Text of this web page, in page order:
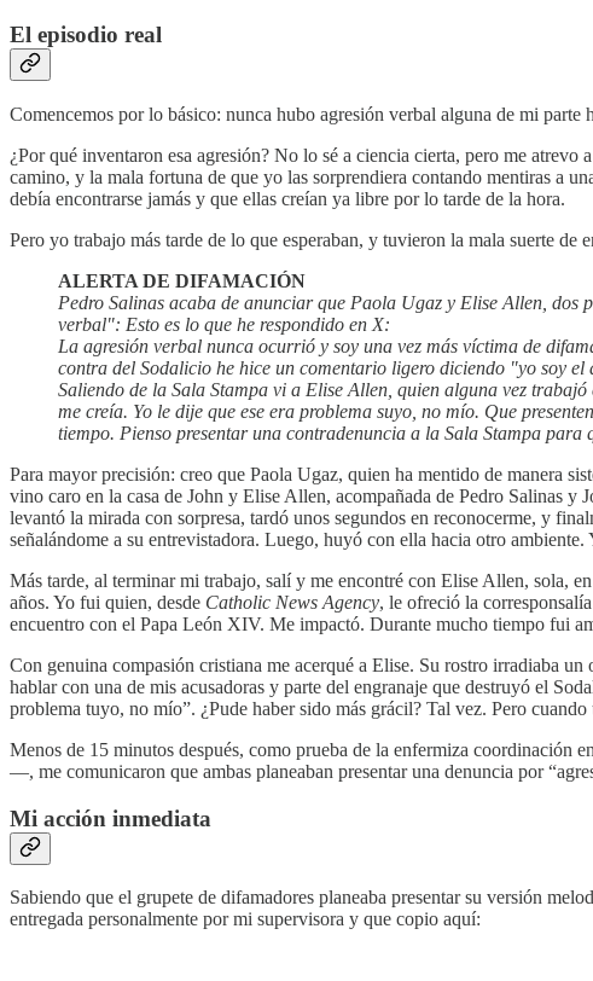
El episodio real
Comencemos por lo básico: nunca hubo agresión verbal alguna de mi
¿Por qué inventaron esa agresión? No lo sé a ciencia cierta, pero me
camino, y la mala fortuna de que yo las sorprendiera contando mentiras a
debía encontrarse jamás y que ellas creían ya libre por lo tarde de la hora.
Pero yo trabajo más tarde de lo que esperaban, y tuvieron la mala suerte
ALERTA DE DIFAMACIÓN
Pedro Salinas acaba de anunciar que Paola Ugaz y Elise Allen, dos
verbal": Esto es lo que he respondido en X:
La agresión verbal nunca ocurrió y soy una vez más víctima de
contra del Sodalicio he hice un comentario ligero diciendo "yo soy
Saliendo de la Sala Stampa vi a Elise Allen, quien alguna vez
me creía. Yo le dije que ese era problema suyo, no mío. Que
tiempo. Pienso presentar una contradenuncia a la Sala Stampa
Para mayor precisión: creo que Paola Ugaz, quien ha mentido de manera
vino caro en la casa de John y Elise Allen, acompañada de Pedro Salinas
levantó la mirada con sorpresa, tardó unos segundos en reconocerme, y
señalándome a su entrevistadora. Luego, huyó con ella hacia otro
Más tarde, al terminar mi trabajo, salí y me encontré con Elise Allen, sola,
años. Yo fui quien, desde Catholic News Agency, le ofreció la
encuentro con el Papa León XIV. Me impactó. Durante mucho tiempo fui
Con genuina compasión cristiana me acerqué a Elise. Su rostro irradiaba
hablar con una de mis acusadoras y parte del engranaje que destruyó el
problema tuyo, no mío”. ¿Pude haber sido más grácil? Tal vez. Pero
Menos de 15 minutos después, como prueba de la enfermiza coordinación
—, me comunicaron que ambas planeaban presentar una denuncia por
Mi acción inmediata
Sabiendo que el grupete de difamadores planeaba presentar su versión
entregada personalmente por mi supervisora y que copio aquí: